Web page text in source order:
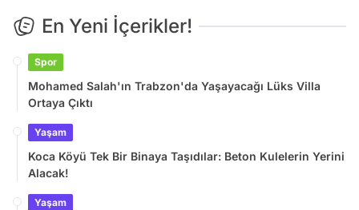
En Yeni İçerikler!
Spor
Mohamed Salah'ın Trabzon'da Yaşayacağı Lüks Villa
Ortaya Çıktı
Yaşam
Koca Köyü Tek Bir Binaya Taşıdılar: Beton Kulelerin Yerini
Alacak!
Yaşam